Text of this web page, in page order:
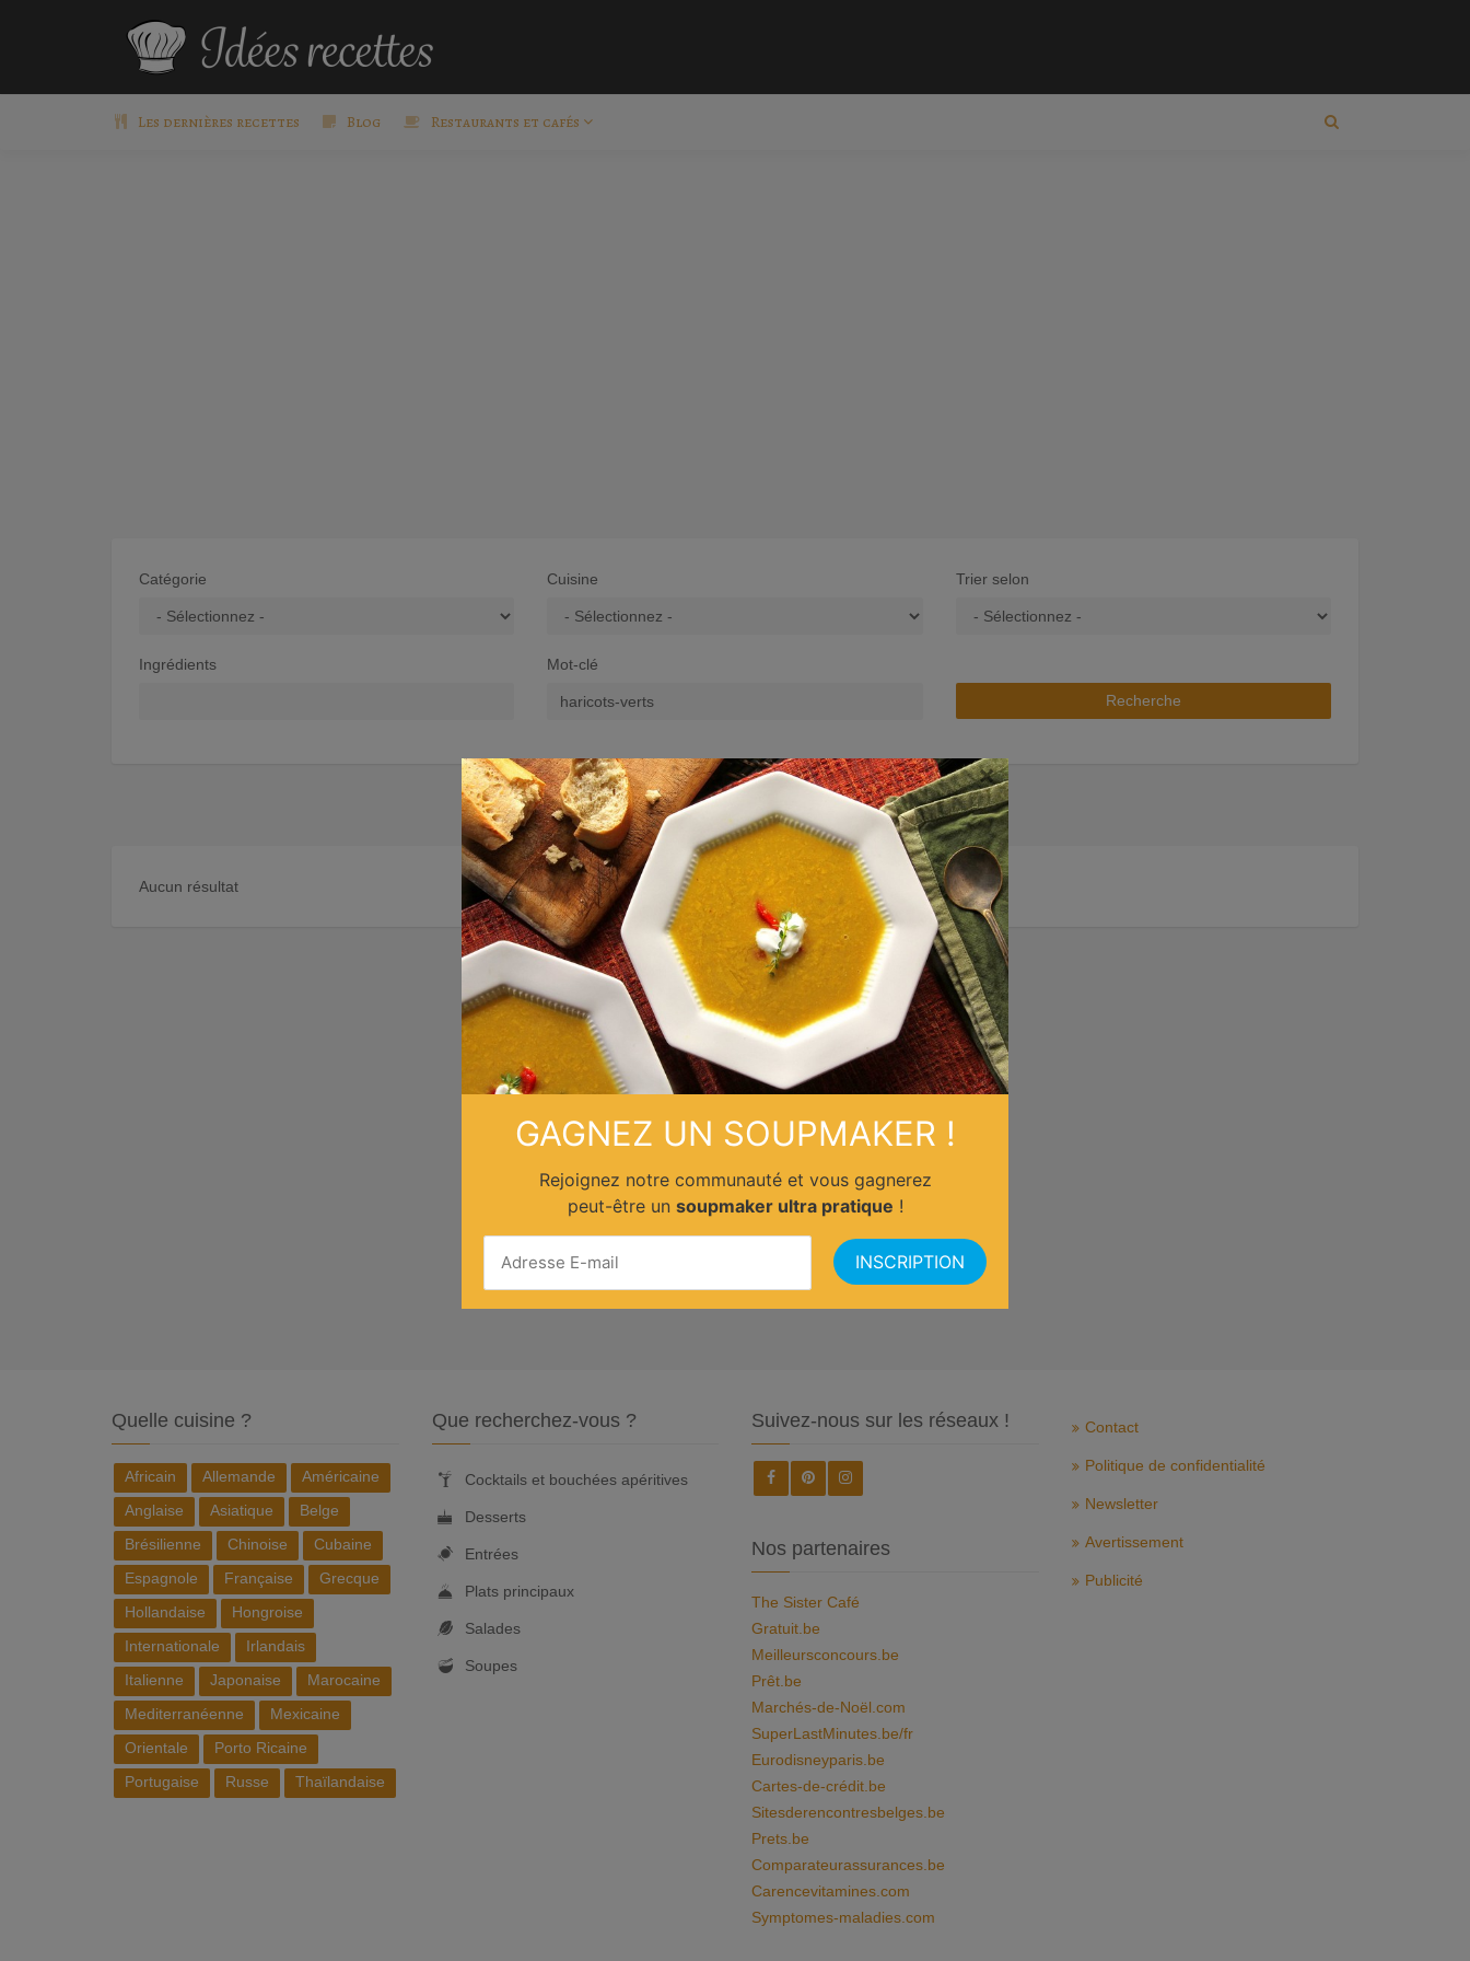
Les dernières recettes Blog Restaurants et cafés
Catégorie Cuisine Trier selon
Ingrédients Mot-clé
Recherche
Aucun résultat
Quelle cuisine ?
Africain Allemande
Américaine
Anglaise
Asiatique
Belge
Brésilienne
Chinoise
Cubaine
Espagnole
Française
Grecque
Hollandaise
Hongroise
Internationale
Irlandais
Italienne
Japonaise
Marocaine
Mediterranéenne
Mexicaine
Orientale
Porto Ricaine
Portugaise
Russe Thaïlandaise
Que recherchez-vous ?
Cocktails et bouchées apéritives
Desserts
Entrées
Plats principaux
Salades
Soupes
Suivez-nous sur les réseaux !
Nos partenaires
The Sister Café
Gratuit.be
Meilleursconcours.be
Prêt.be
Marchés-de-Noël.com
SuperLastMinutes.be/fr
Eurodisneyparis.be
Cartes-de-crédit.be
Sitesderencontresbelges.be
Prets.be
Comparateurassurances.be
Carencevitamines.com
Symptomes-maladies.com
Contact
Politique de confidentialité
Newsletter
Avertissement
Publicité
GAGNEZ UN SOUPMAKER !
Rejoignez notre communauté et vous gagnerez
peut-être un soupmaker ultra pratique !
×